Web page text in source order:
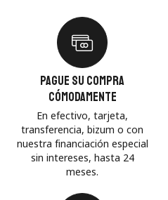
Pague su compra
cómodamente
En efectivo, tarjeta,
transferencia, bizum o con
nuestra financiación especial
sin intereses, hasta 24
meses.